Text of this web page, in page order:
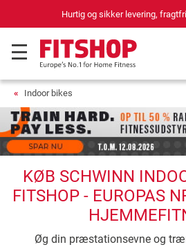
Hurtig og sikker levering,
Indoor bikes
KØB SCHWINN
FITSHOP - EUROPAS
Øg din præstationsevne og